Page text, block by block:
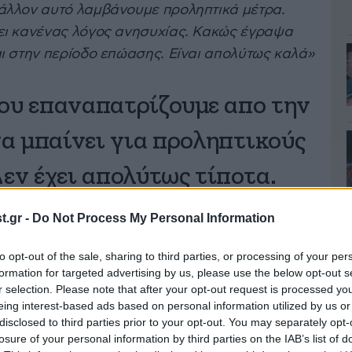
- Do Not Process My Personal Information
opt-out of the sale, sharing to third parties, or processing of your
for targeted advertising by us, please use the below opt-out
selection. Please note that after your opt-out request is processed
interest-based ads based on personal information utilized by us
to third parties prior to your opt-out. You may separately
of your personal information by third parties on the IAB’s list of
αυτό λαμβάνουμε προληπτικά μέτρα.
κανένας λόγος ανησυχίας. Κακώς έγραψα
στην περίοδο επώασης. Είναι απολύτως καλά»
επαναπατρίζουμε απο την
μπαίνει για προληπτικούς
έχει απολύτως τίποτα.
στο περιβάλλον αυτό
μέτρα. Είναι απολύτως
λόγος ανησυχίας.